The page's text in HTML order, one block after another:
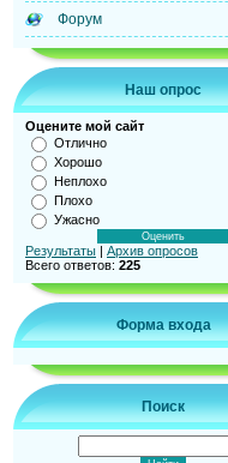
Форум
Наш опрос
Оцените мой сайт
Отлично
Хорошо
Неплохо
Плохо
Ужасно
Результаты | Архив опросов
Всего ответов: 225
Форма входа
Поиск